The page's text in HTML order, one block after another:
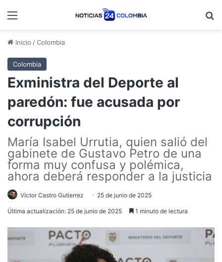
Menú
Inicio /Colombia
Colombia
Exministra del Deporte al
paredón: fue acusada por
corrupción
María Isabel Urrutia, quien salió del
gabinete de Gustavo Petro de una
forma muy confusa y polémica,
ahora deberá responder a la justicia
Víctor Castro Gutierrez 25 de junio de 2025
Última actualización: 25 de junio de 2025 1 minuto de lectura